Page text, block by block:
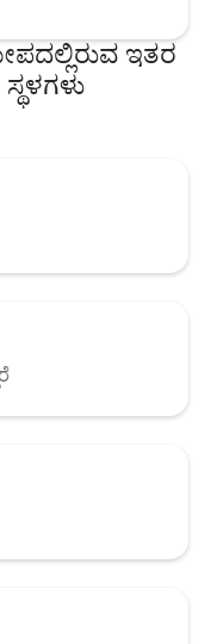
ಇತರ